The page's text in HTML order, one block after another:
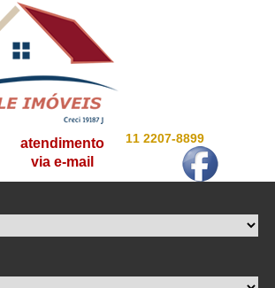
11 2207-8899
atendimento
via e-mail